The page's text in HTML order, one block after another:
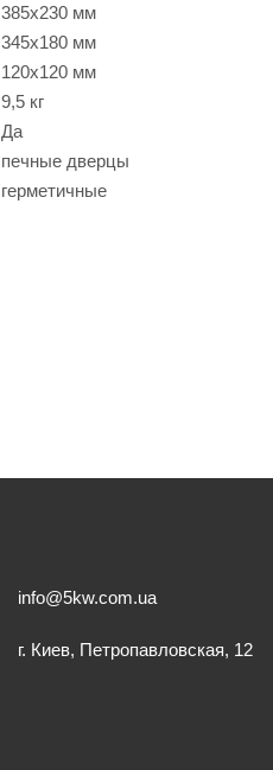
385x230 мм
345x180 мм
120x120 мм
9,5 кг
Да
печные дверцы
герметичные
info@5kw.com.ua
г. Киев, Петропавловская, 12